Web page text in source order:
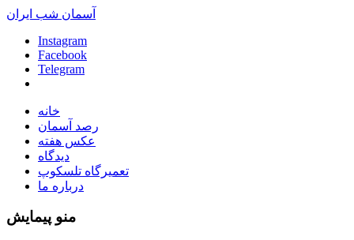
آسمان شب ایران
Instagram
Facebook
Telegram
خانه
رصد آسمان
عکس هفته
دیدگاه
تعمیرگاه تلسکوپ
درباره ما
منو پیمایش